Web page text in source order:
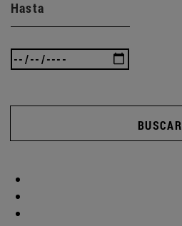
Hasta
BUSCAR